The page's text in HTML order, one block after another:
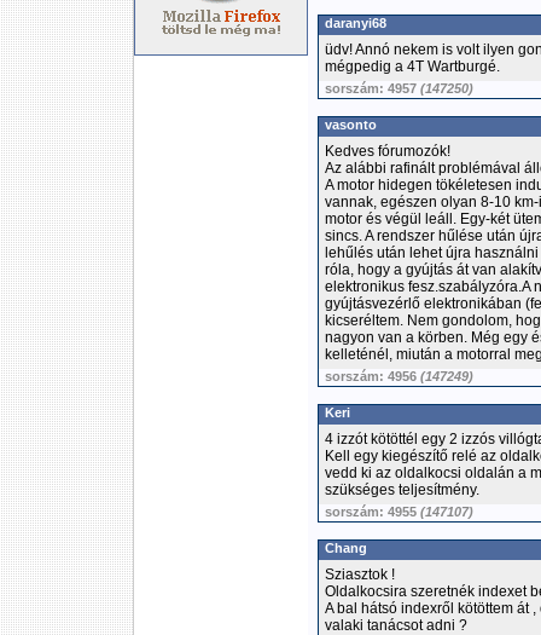
daranyi68
üdv! Annó nekem is volt ilyen
mégpedig a 4T Wartburgé.
sorszám: 4957 (147250)
vasonto
Kedves fórumozók!
Az alábbi rafinált problémával
A motor hidegen tökéletesen
vannak, egészen olyan 8-10
motor és végül leáll. Egy-két
sincs. A rendszer hűlése után
lehűlés után lehet újra
róla, hogy a gyújtás át van
elektronikus fesz.szabályzóra.A
gyújtásvezérlő elektronikában
kicseréltem. Nem gondolom,
nagyon van a körben. Még egy
kelleténél, miután a motorral
sorszám: 4956 (147249)
Keri
4 izzót kötöttél egy 2 izzós
Kell egy kiegészítő relé az
vedd ki az oldalkocsi oldalán a
szükséges teljesítmény.
sorszám: 4955 (147107)
Chang
Sziasztok !
Oldalkocsira szeretnék indexet
A bal hátsó indexről kötöttem át
valaki tanácsot adni ?